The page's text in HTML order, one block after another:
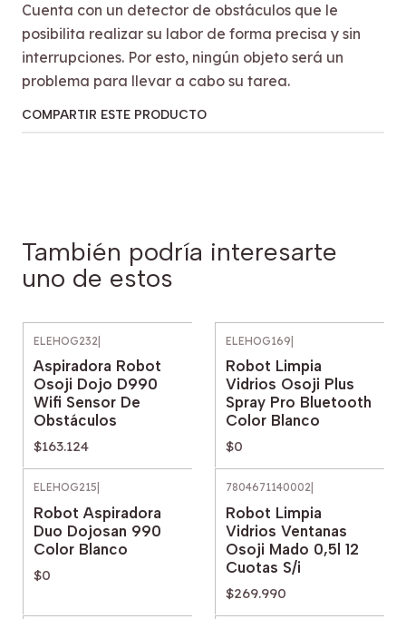
Cuenta con un detector de obstáculos que le
posibilita realizar su labor de forma precisa y sin
interrupciones. Por esto, ningún objeto será un
problema para llevar a cabo su tarea.
COMPARTIR ESTE PRODUCTO
También podría interesarte
uno de estos
ELEHOG232
Aspiradora Robot
Osoji Dojo D990
Wifi Sensor De
Obstáculos
$163.124
ELEHOG169
Robot Limpia
Vidrios Osoji Plus
Spray Pro Bluetooth
Color Blanco
$0
ELEHOG215
Robot Aspiradora
Duo Dojosan 990
Color Blanco
$0
7804671140002
Robot Limpia
Vidrios Ventanas
Osoji Mado 0,5l 12
Cuotas S/i
$269.990